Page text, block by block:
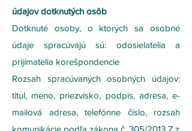
údajov dotknutých osôb
Dotknuté osoby, o ktorých sa osobné
údaje spracúvajú sú: odosielatelia a
prijímatelia korešpondencie
Rozsah spracúvaných osobných údajov:
titul, meno, priezvisko, podpis, adresa, e-
mailová adresa, telefónne číslo, rozsah
komunikácie podľa zákona č. 305/2013 Z.z